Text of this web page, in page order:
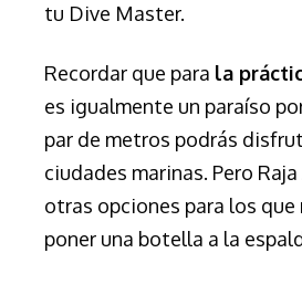
tu Dive Master.
Recordar que para la
es igualmente un paraíso
par de metros podrás
ciudades marinas. Pero
otras opciones para los que
poner una botella a la